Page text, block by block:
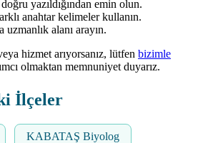
yazıldığından emin olun.
anahtar kelimeler kullanın.
alanı arayın.
hizmet arıyorsanız, lütfen bizimle
olmaktan memnuniyet duyarız.
İlçeler
KABATAŞ Biyolog